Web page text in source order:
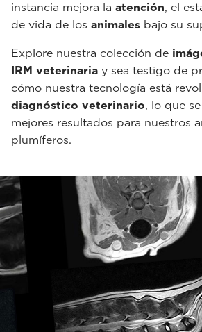
instancia mejora la atención, el
de vida de los animales bajo su
Explore nuestra colección de
IRM veterinaria y sea testigo de
cómo nuestra tecnología está
diagnóstico veterinario, lo que
mejores resultados para nuestros
plumíferos.